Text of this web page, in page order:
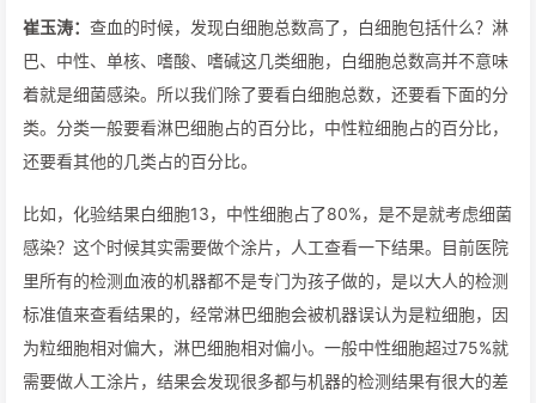
崔玉涛： 查血的时候，发现白细胞总数高了，白细胞包括什么？淋
巴、中性、单核、嗜酸、嗜碱这几类细胞，白细胞总数高并不意味
着就是细菌感染。所以我们除了要看白细胞总数，还要看下面的分
类。分类一般要看淋巴细胞占的百分比，中性粒细胞占的百分比，
还要看其他的几类占的百分比。
比如，化验结果白细胞13，中性细胞占了80%，是不是就考虑细菌
感染？这个时候其实需要做个涂片，人工查看一下结果。目前医院
里所有的检测血液的机器都不是专门为孩子做的，是以大人的检测
标准值来查看结果的，经常淋巴细胞会被机器误认为是粒细胞，因
为粒细胞相对偏大，淋巴细胞相对偏小。一般中性细胞超过75%就
需要做人工涂片，结果会发现很多都与机器的检测结果有很大的差